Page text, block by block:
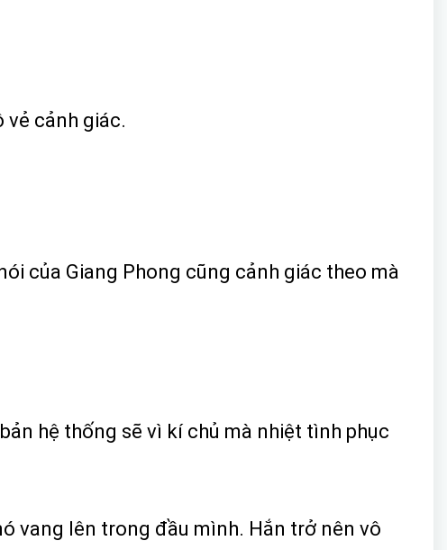
cảnh giác.
của Giang Phong cũng cảnh giác theo mà
hệ thống sẽ vì kí chủ mà nhiệt tình phục
vang lên trong đầu mình. Hắn trở nên vô